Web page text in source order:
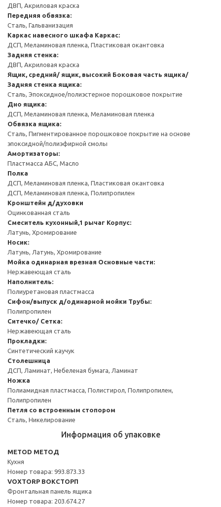
ДВП, Акриловая краска
Передняя обвязка:
Сталь, Гальванизация
Каркас навесного шкафа Каркас:
ДСП, Меламиновая пленка, Пластиковая окантовка
Задняя стенка:
ДВП, Акриловая краска
Ящик, средний/ ящик, высокий Боковая часть ящика/
Задняя стенка ящика:
Сталь, Эпоксидное/полиэстерное порошковое покрытие
Дно ящика:
ДСП, Меламиновая пленка, Меламиновая пленка
Обвязка ящика:
Сталь, Пигментированное порошковое покрытие на основе
эпоксидной/полиэфирной смолы
Амортизаторы:
Пластмасса АБС, Масло
Полка
ДСП, Меламиновая пленка, Пластиковая окантовка
ДСП, Меламиновая пленка, Полипропилен
Кронштейн д/духовки
Оцинкованная сталь
Смеситель кухонный,1 рычаг Корпус:
Латунь, Хромирование
Носик:
Латунь, Латунь, Хромирование
Мойка одинарная врезная Основные части:
Нержавеющая сталь
Наполнитель:
Полиуретановая пластмасса
Сифон/выпуск д/одинарной мойки Трубы:
Полипропилен
Ситечко/ Сетка:
Нержавеющая сталь
Прокладки:
Синтетический каучук
Столешница
ДСП, Ламинат, Небеленая бумага, Ламинат
Ножка
Полиамидная пластмасса, Полистирол, Полипропилен,
Полипропилен
Петля со встроенным стопором
Сталь, Никелирование
Информация об упаковке
METOD МЕТОД
Кухня
Номер товара: 993.873.33
VOXTORP ВОКСТОРП
Фронтальная панель ящика
Номер товара: 203.674.27